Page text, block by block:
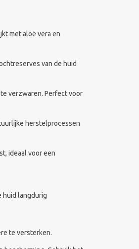
met aloë vera en
van de huid
verzwaren. Perfect voor
herstelprocessen
ideaal voor een
huid langdurig
te versterken.